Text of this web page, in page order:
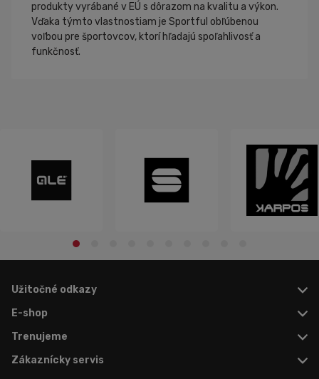
produkty vyrábané v EÚ s dôrazom na kvalitu a výkon.
Vďaka týmto vlastnostiam je Sportful obľúbenou
voľbou pre športovcov, ktorí hľadajú spoľahlivosť a
funkčnosť.
Užitočné odkazy
E-shop
Trenujeme
Zákaznícky servis